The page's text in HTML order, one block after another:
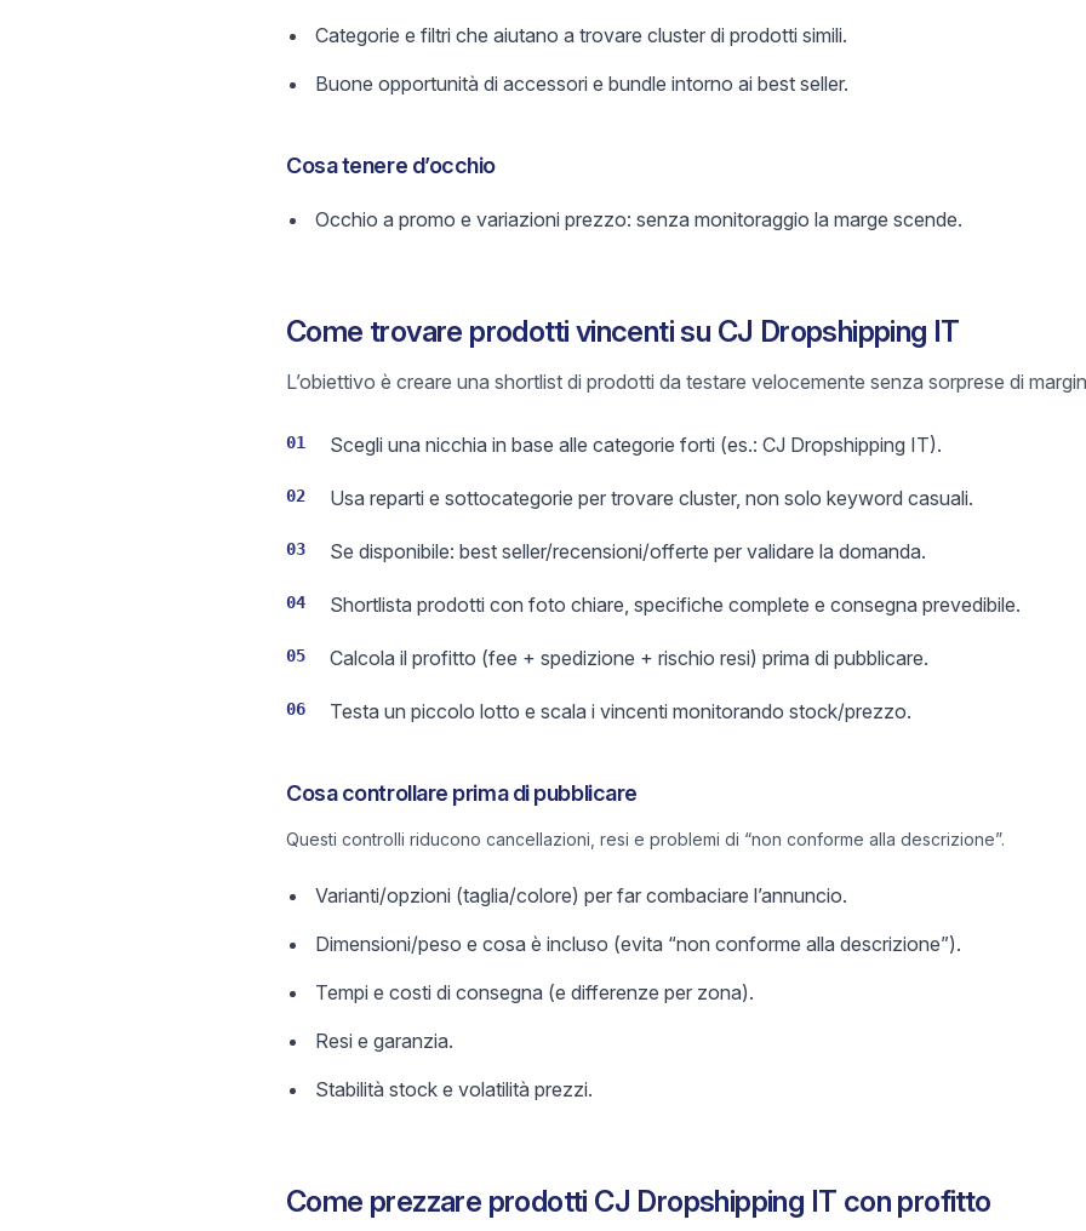
Categorie e filtri che aiutano a trovare cluster di prodotti simili.
Buone opportunità di accessori e bundle intorno ai best seller.
Cosa tenere d’occhio
Occhio a promo e variazioni prezzo: senza monitoraggio la marge scende.
Come trovare prodotti vincenti su CJ Dropshipping IT
L’obiettivo è creare una shortlist di prodotti da testare velocemente senza sorprese di
01 Scegli una nicchia in base alle categorie forti (es.: CJ Dropshipping IT).
02 Usa reparti e sottocategorie per trovare cluster, non solo keyword casuali.
03 Se disponibile: best seller/recensioni/offerte per validare la domanda.
04 Shortlista prodotti con foto chiare, specifiche complete e consegna prevedibile.
05 Calcola il profitto (fee + spedizione + rischio resi) prima di pubblicare.
06 Testa un piccolo lotto e scala i vincenti monitorando stock/prezzo.
Cosa controllare prima di pubblicare
Questi controlli riducono cancellazioni, resi e problemi di “non conforme alla descrizione”.
Varianti/opzioni (taglia/colore) per far combaciare l’annuncio.
Dimensioni/peso e cosa è incluso (evita “non conforme alla descrizione”).
Tempi e costi di consegna (e differenze per zona).
Resi e garanzia.
Stabilità stock e volatilità prezzi.
Come prezzare prodotti CJ Dropshipping IT con profitto